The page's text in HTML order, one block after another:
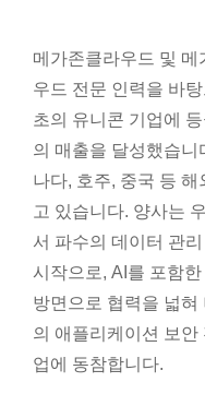
메가존클라우드 및
우드 전문 인력을 바
초의 유니콘 기업에
의 매출을 달성했습니
나다, 호주, 중국 등
고 있습니다. 양사는
서 파수의 데이터 관
시작으로, AI를 포함
방면으로 협력을 넓
의 애플리케이션 보안
업에 동참합니다.